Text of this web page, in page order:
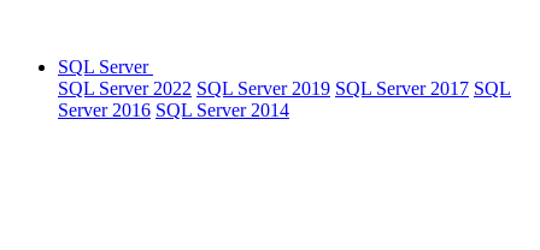
SQL Server
SQL Server 2022 SQL Server 2019 SQL Server 2017 SQL
Server 2016 SQL Server 2014